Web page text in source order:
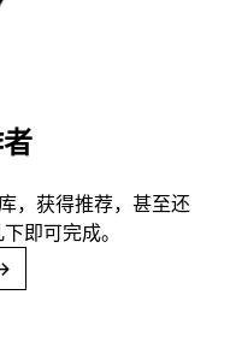
，获得推荐，甚至还
即可完成。